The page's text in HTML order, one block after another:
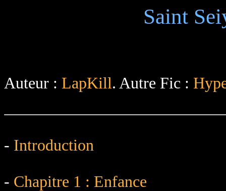
Saint
Auteur : LapKill. Autre Fic :
- Introduction
- Chapitre 1 : Enfance